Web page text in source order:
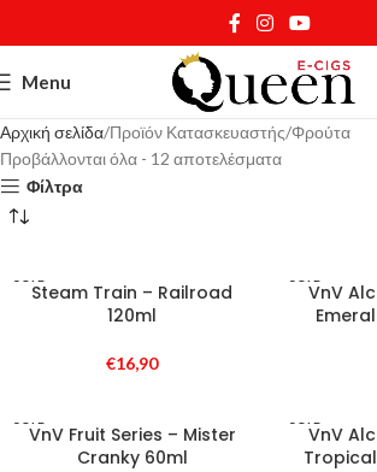
Menu
Αρχική σελίδα Προϊόν Κατασκευαστής Φρούτα
Προβάλλονται όλα - 12 αποτελέσματα
Φίλτρα
SOLD
OUTSteam Train – Railroad
120ml
€16,90
SOLD
OUTVnV
SOLD
OUT
VnV Fruit Series – Mister
Cranky 60ml
SOLD
OUTVnV